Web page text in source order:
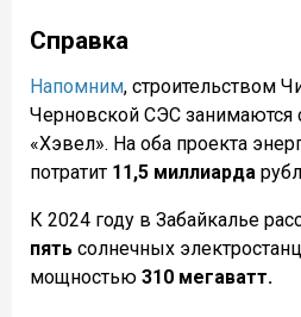
Справка
Напомним, строительством
Черновской СЭС занимаются
«Хэвел». На оба проекта
потратит 11,5 миллиарда
К 2024 году в Забайкалье
пять солнечных
мощностью 310 мегаватт.